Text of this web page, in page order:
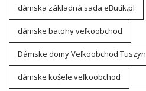
dámska základná sada eButik.pl
dámske batohy veľkoobchod
Dámske domy Veľkoobchod Tuszyn
dámske košele veľkoobchod